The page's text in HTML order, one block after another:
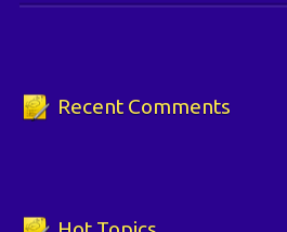
Recent Comments